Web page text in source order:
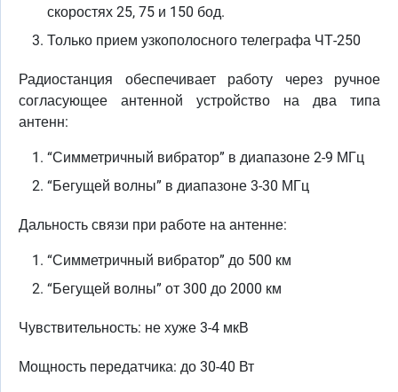
скоростях 25, 75 и 150 бод.
Только прием узкополосного телеграфа ЧТ-250
Радиостанция обеспечивает работу через ручное
согласующее антенной устройство на два типа
антенн:
“Симметричный вибратор” в диапазоне 2-9 МГц
“Бегущей волны” в диапазоне 3-30 МГц
Дальность связи при работе на антенне:
“Симметричный вибратор” до 500 км
“Бегущей волны” от 300 до 2000 км
Чувствительность: не хуже 3-4 мкВ
Мощность передатчика: до 30-40 Вт